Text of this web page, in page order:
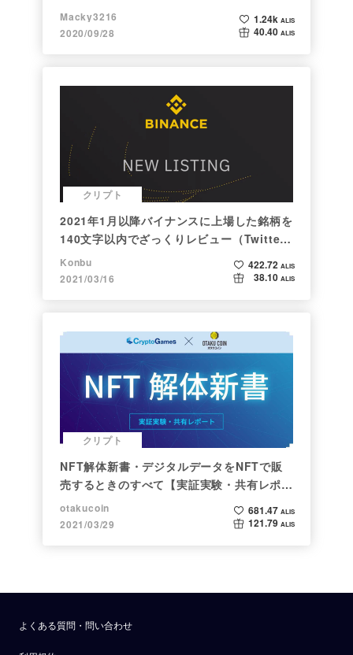
Macky3216
2020/09/28
1.24k ALIS
40.40 ALIS
クリプト
2021年1月以降バイナンスに上場した銘柄を
140文字以内でざっくりレビュー（Twitter
向け情報まとめ）
Konbu
2021/03/16
422.72 ALIS
38.10 ALIS
クリプト
NFT解体新書・デジタルデータをNFTで販
売するときのすべて【実証実験・共有レポー
ト】
otakucoin
2021/03/29
681.47 ALIS
121.79 ALIS
よくある質問・問い合わせ